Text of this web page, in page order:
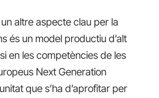
altre aspecte clau per la
és un model productiu d’alt
en les competències de les
Next Generation
que s’ha d’aprofitar per